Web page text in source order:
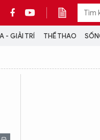
- GIẢI TRÍ THỂ THAO